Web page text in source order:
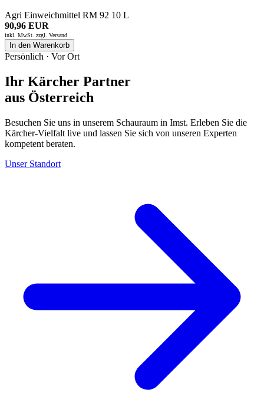
Agri Einweichmittel RM 92 10 L
90,96 EUR
inkl. MwSt. zzgl. Versand
In den Warenkorb
Persönlich · Vor Ort
Ihr Kärcher Partner
aus Österreich
Besuchen Sie uns in unserem Schauraum in Imst. Erleben Sie die
Kärcher-Vielfalt live und lassen Sie sich von unseren Experten
kompetent beraten.
Unser Standort